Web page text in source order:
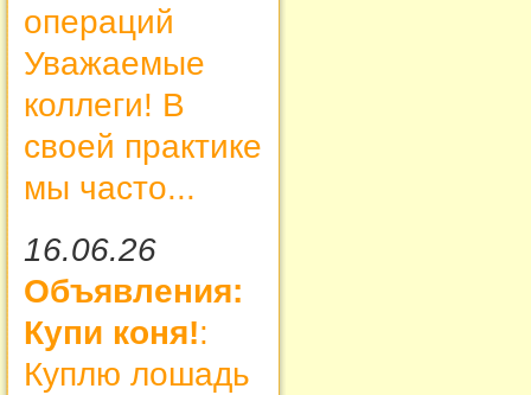
операций
Уважаемые
коллеги! В
своей практике
мы часто...
16.06.26
Объявления:
Купи коня!:
Куплю лошадь